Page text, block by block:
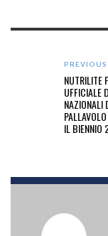
NUTRILITE
UFFICIALE
NAZIONALI
IL